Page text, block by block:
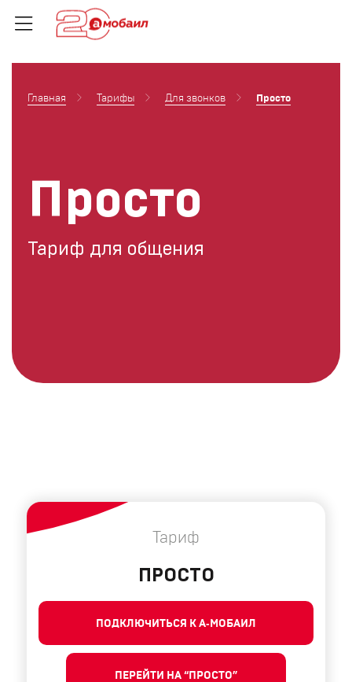
Главная Тарифы Для звонков Просто
Просто
Тариф для общения
Тариф
ПРОСТО
ПОДКЛЮЧИТЬСЯ К А‑МОБАИЛ
ПЕРЕЙТИ НА “ПРОСТО”